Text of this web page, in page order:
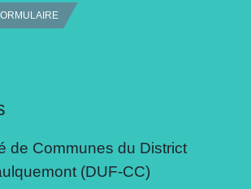
de Communes du District
(DUF-CC)